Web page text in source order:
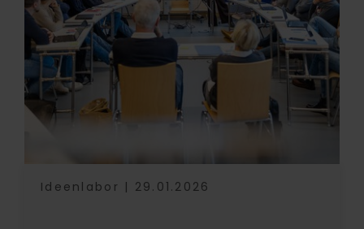
Ideenlabor | 29.01.2026